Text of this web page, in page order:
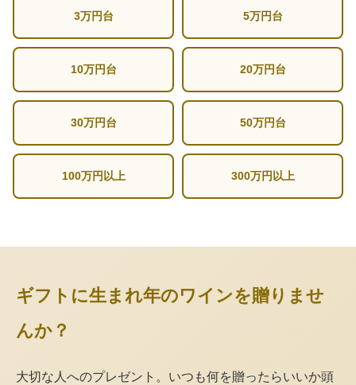
3万円台 5万円台
10万円台 20万円台
30万円台 50万円台
100万円以上 300万円以上
ギフトに生まれ年のワインを贈りませ
んか？
大切な人へのプレゼント。いつも何を贈ったらいいか頭